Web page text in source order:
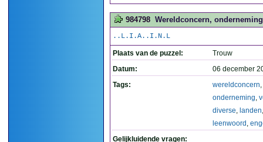
984798 Wereldconcern,
..L.I.A..I.N.L
Plaats van de puzzel:
Trouw
Datum:
06 december
Tags:
wereldconcern,
onderneming,
diverse, landen,
leenwoord ,
Gelijkluidende vragen: